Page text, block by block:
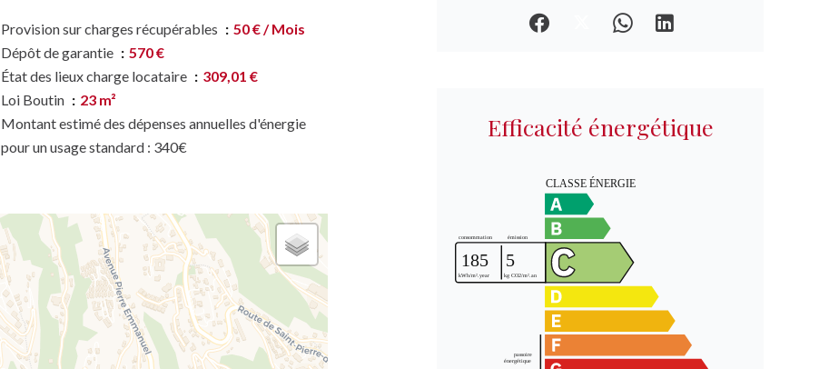
Provision sur charges récupérables
50 € / Mois
Dépôt de garantie
570 €
État des lieux charge locataire
309,01 €
Loi Boutin
23 m²
Montant estimé des dépenses annuelles d'énergie
pour un usage standard : 340€
Efficacité énergétique